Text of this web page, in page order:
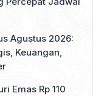
Agustus 2026:
Keuangan,
Emas Rp 110